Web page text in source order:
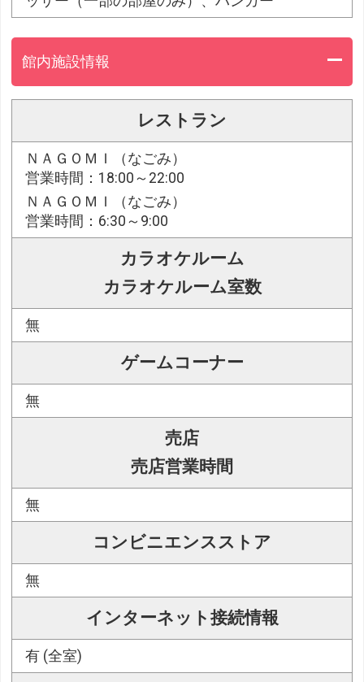
館内施設情報
レストラン
ＮＡＧＯＭＩ（なごみ）
営業時間：18:00～22:00
ＮＡＧＯＭＩ（なごみ）
営業時間：6:30～9:00
カラオケルーム
カラオケルーム室数
無
ゲームコーナー
無
売店
売店営業時間
無
コンビニエンスストア
無
インターネット接続情報
有 (全室)